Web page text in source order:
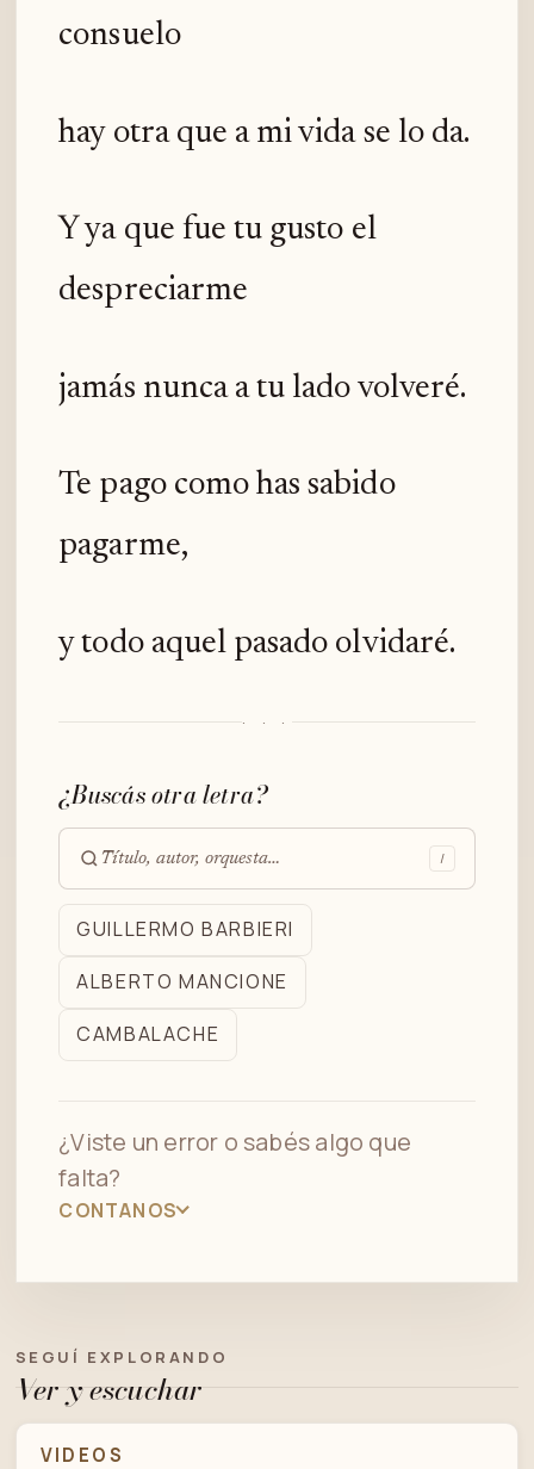
consuelo
hay otra que a mi vida se lo da.
Y ya que fue tu gusto el
despreciarme
jamás nunca a tu lado volveré.
Te pago como has sabido
pagarme,
y todo aquel pasado olvidaré.
· · ·
¿Buscás otra letra?
Buscar
en
archivo
/
GUILLERMO BARBIERI
ALBERTO MANCIONE
CAMBALACHE
¿Viste un error o sabés algo que
falta?
CONTANOS
SEGUÍ EXPLORANDO
Ver y escuchar
VIDEOS